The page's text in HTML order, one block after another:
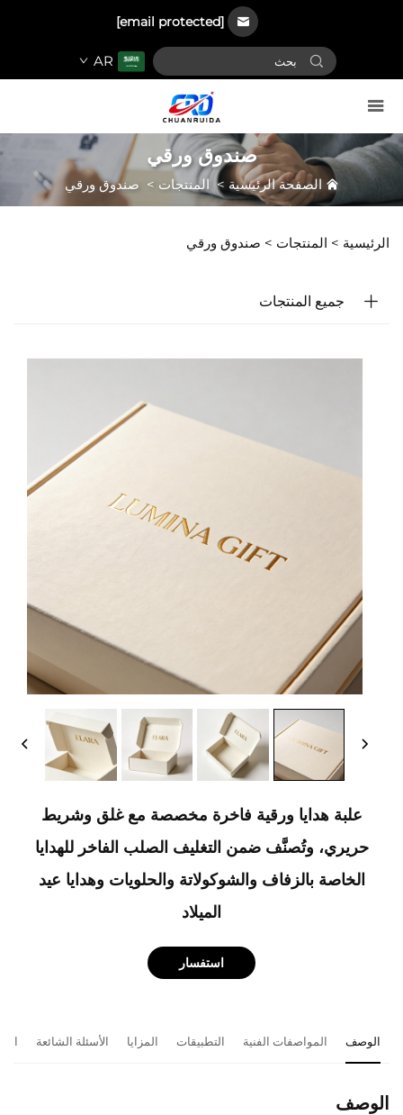
[email protected]
AR
صندوق ورقي
الصفحة الرئيسية > المنتجات > صندوق ورقي
الرئيسية > المنتجات > صندوق ورقي
جميع المنتجات
علبة هدايا ورقية فاخرة مخصصة مع غلق وشريط
حريري، وتُصنَّف ضمن التغليف الصلب الفاخر للهدايا
الخاصة بالزفاف والشوكولاتة والحلويات وهدايا عيد
الميلاد
استفسار
الوصف المواصفات الفنية التطبيقات المزايا الأسئلة الشائعة
الوصف